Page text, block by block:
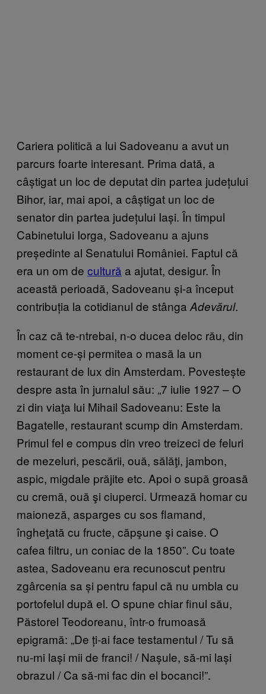
Cariera politică a lui Sadoveanu a avut un
parcurs foarte interesant. Prima dată, a
câștigat un loc de deputat din partea județului
Bihor, iar, mai apoi, a câștigat un loc de
senator din partea județului Iași. În timpul
Cabinetului Iorga, Sadoveanu a ajuns
președinte al Senatului României. Faptul că
era un om de cultură a ajutat, desigur. În
această perioadă, Sadoveanu și-a început
contribuția la cotidianul de stânga Adevărul.
În caz că te-ntrebai, n-o ducea deloc rău, din
moment ce-și permitea o masă la un
restaurant de lux din Amsterdam. Povestește
despre asta în jurnalul său: „7 iulie 1927 – O
zi din viaţa lui Mihail Sadoveanu: Este la
Bagatelle, restaurant scump din Amsterdam.
Primul fel e compus din vreo treizeci de feluri
de mezeluri, pescării, ouă, sălăţi, jambon,
aspic, migdale prăjite etc. Apoi o supă groasă
cu cremă, ouă şi ciuperci. Urmează homar cu
maioneză, asparges cu sos flamand,
îngheţată cu fructe, căpşune şi caise. O
cafea filtru, un coniac de la 1850”. Cu toate
astea, Sadoveanu era recunoscut pentru
zgârcenia sa și pentru fapul că nu umbla cu
portofelul după el. O spune chiar finul său,
Păstorel Teodoreanu, într-o frumoasă
epigramă: „De ți-ai face testamentul / Tu să
nu-mi lași mii de franci! / Nașule, să-mi lași
obrazul / Ca să-mi fac din el bocanci!”.